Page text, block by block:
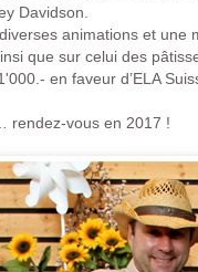
Davidson.
animations et
que sur celui des
en faveur d’ELA
rendez-vous en 2017 !